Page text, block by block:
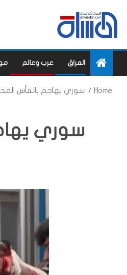
العراق عرب وعالم
Home سوري يهاجم بالفأس
سوري